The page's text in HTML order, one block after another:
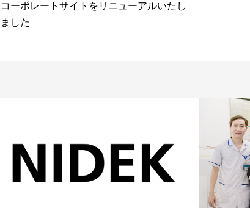
コーポレートサイトをリニューアルいたし
ました